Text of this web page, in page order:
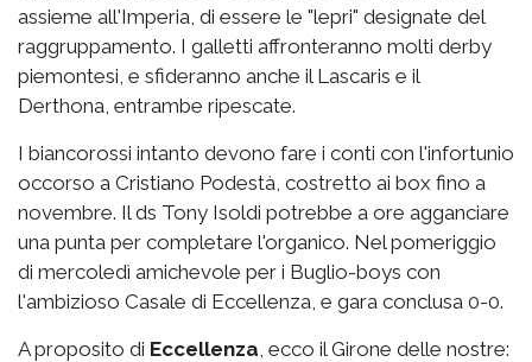
assieme all'Imperia, di essere le "lepri" designate del
raggruppamento. I galletti affronteranno molti derby
piemontesi, e sfideranno anche il Lascaris e il
Derthona, entrambe ripescate.
I biancorossi intanto devono fare i conti con l'infortunio
occorso a Cristiano Podestà, costretto ai box fino a
novembre. Il ds Tony Isoldi potrebbe a ore agganciare
una punta per completare l'organico. Nel pomeriggio
di mercoledì amichevole per i Buglio-boys con
l'ambizioso Casale di Eccellenza, e gara conclusa 0-0.
A proposito di Eccellenza , ecco il Girone delle nostre: